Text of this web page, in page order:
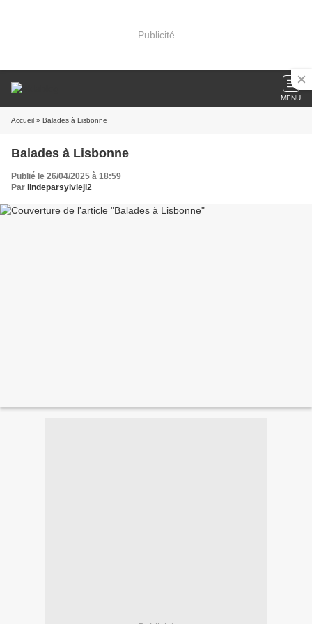
Publicité
MENU
Accueil » Balades à Lisbonne
Balades à Lisbonne
Publié le 26/04/2025 à 18:59
Par lindeparsylviejl2